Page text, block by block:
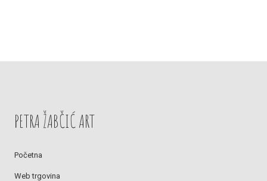
PETRA ŽABČIĆ ART
Početna
Web trgovina